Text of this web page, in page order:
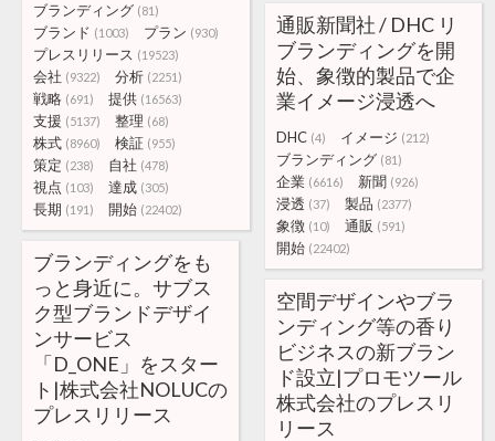
ブランディング (81)
ブランド (1003) プラン (930)
プレスリリース (19523)
会社 (9322) 分析 (2251)
戦略 (691) 提供 (16563)
支援 (5137) 整理 (68)
株式 (8960) 検証 (955)
策定 (238) 自社 (478)
視点 (103) 達成 (305)
長期 (191) 開始 (22402)
通販新聞社 / DHC リ
ブランディングを開
始、象徴的製品で企
業イメージ浸透へ
DHC (4) イメージ (212)
ブランディング (81)
企業 (6616) 新聞 (926)
浸透 (37) 製品 (2377)
象徴 (10) 通販 (591)
開始 (22402)
ブランディングをも
っと身近に。サブス
ク型ブランドデザイ
ンサービス
「D_ONE」をスター
ト|株式会社NOLUCの
プレスリリース
空間デザインやブラ
ンディング等の香り
ビジネスの新ブラン
ド設立|プロモツール
株式会社のプレスリ
リース